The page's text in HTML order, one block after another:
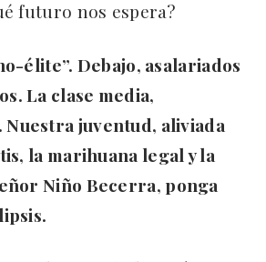
futuro nos espera?
élite”. Debajo, asalariados
La clase media,
Nuestra juventud, aliviada
la marihuana legal y la
Niño Becerra, ponga